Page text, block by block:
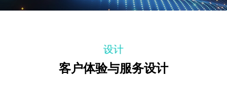
设计
客户体验与服务设计